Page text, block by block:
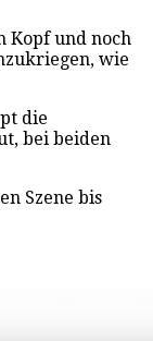
Kopf und noch
wie
die
bei beiden
Szene bis